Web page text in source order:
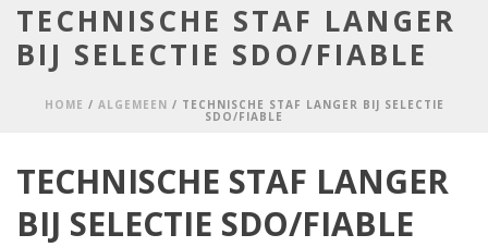
TECHNISCHE STAF LANGER
BIJ SELECTIE SDO/FIABLE
HOME / ALGEMEEN / TECHNISCHE STAF LANGER BIJ SELECTIE
SDO/FIABLE
TECHNISCHE STAF LANGER
BIJ SELECTIE SDO/FIABLE